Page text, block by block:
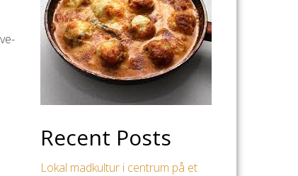
Recent Posts
Lokal madkultur i centrum på et